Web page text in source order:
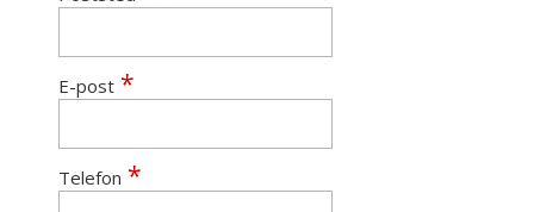
E-post
Telefon